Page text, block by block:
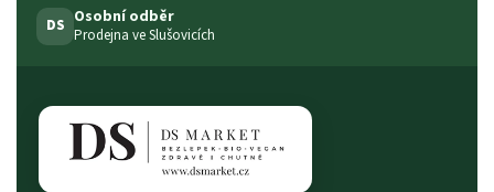
DS Osobní odběr
Prodejna ve Slušovicích